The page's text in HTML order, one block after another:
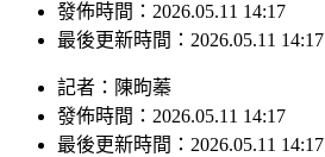
發佈時間：2026.05.11 14:17
最後更新時間：2026.05.11 14:17
記者 ： 陳昫蓁
發佈時間： 2026.05.11 14:17
最後更新時間： 2026.05.11 14:17